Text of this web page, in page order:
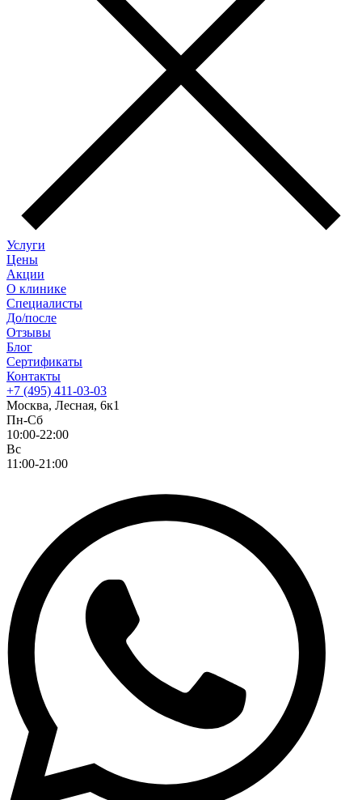
Услуги
Цены
Акции
О клинике
Специалисты
До/после
Отзывы
Блог
Сертификаты
Контакты
+7 (495) 411-03-03
Москва, Лесная, 6к1
Пн-Сб
10:00-22:00
Вс
11:00-21:00